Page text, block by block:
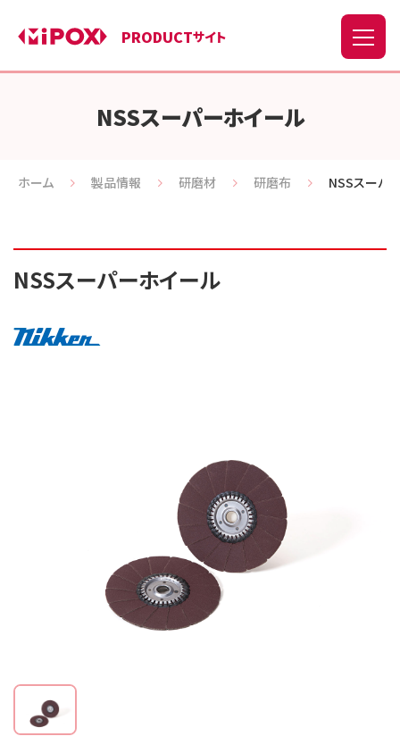
PRODUCTサイト
NSSスーパーホイール
ホーム 製品情報 研磨材 研磨布 NSSスーパ
NSSスーパーホイール